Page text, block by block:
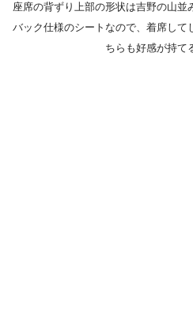
座席の背ずり上部の形状は吉野の山並
バック仕様のシートなので、着席して
ちらも好感が持て